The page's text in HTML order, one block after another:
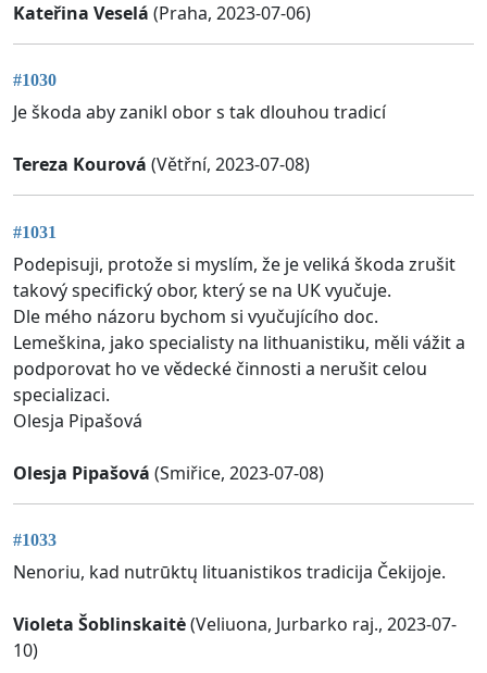
Kateřina Veselá (Praha, 2023-07-06)
#1030
Je škoda aby zanikl obor s tak dlouhou tradicí
Tereza Kourová (Větřní, 2023-07-08)
#1031
Podepisuji, protože si myslím, že je veliká škoda zrušit
takový specifický obor, který se na UK vyučuje.
Dle mého názoru bychom si vyučujícího doc.
Lemeškina, jako specialisty na lithuanistiku, měli vážit a
podporovat ho ve vědecké činnosti a nerušit celou
specializaci.
Olesja Pipašová
Olesja Pipašová (Smiřice, 2023-07-08)
#1033
Nenoriu, kad nutrūktų lituanistikos tradicija Čekijoje.
Violeta Šoblinskaitė(Veliuona, Jurbarko raj., 2023-07-
10)